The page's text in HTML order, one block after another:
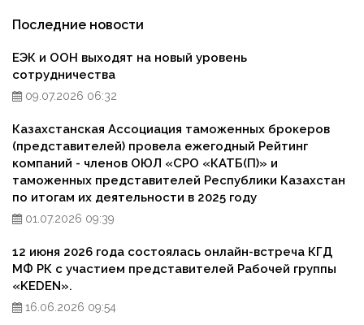
Последние новости
ЕЭК и ООН выходят на новый уровень
сотрудничества
09.07.2026 06:32
Казахстанская Ассоциация таможенных брокеров
(представителей) провела ежегодный Рейтинг
компаний - членов ОЮЛ «СРО «КАТБ(П)» и
таможенных представителей Республики Казахстан
по итогам их деятельности в 2025 году
01.07.2026 09:39
12 июня 2026 года состоялась онлайн-встреча КГД
МФ РК с участием представителей Рабочей группы
«KEDEN».
16.06.2026 09:54